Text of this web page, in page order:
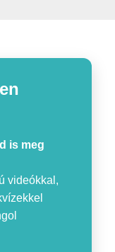
is meg
videókkal,